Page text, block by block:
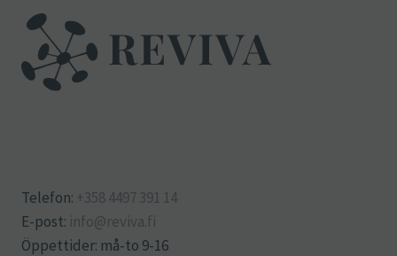
Telefon: +358 4497 391 14
E-post: info@reviva.fi
Öppettider: må-to 9-16